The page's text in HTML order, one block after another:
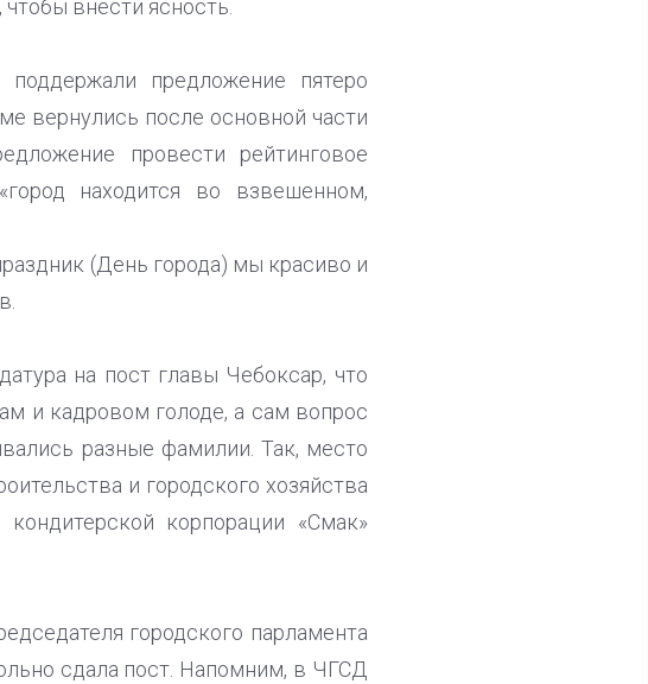
внести ясность.
предложение пятеро
вернулись после основной части
провести рейтинговое
находится во взвешенном,
(День города) мы красиво и
на пост главы Чебоксар, что
и кадровом голоде, а сам вопрос
разные фамилии. Так, место
и городского хозяйства
корпорации «Смак»
городского парламента
сдала пост. Напомним, в ЧГСД